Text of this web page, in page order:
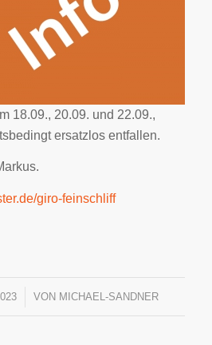
18.09., 20.09. und 22.09.,
ersatzlos entfallen.
giro-feinschliff
VON MICHAEL-SANDNER